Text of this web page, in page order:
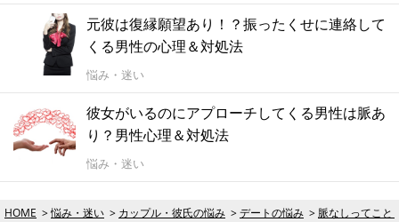
元彼は復縁願望あり！？振ったくせに連絡して
くる男性の心理＆対処法
悩み・迷い
彼女がいるのにアプローチしてくる男性は脈あ
り？男性心理＆対処法
悩み・迷い
HOME 悩み・迷い カップル・彼氏の悩み デートの悩み 脈なしってこと